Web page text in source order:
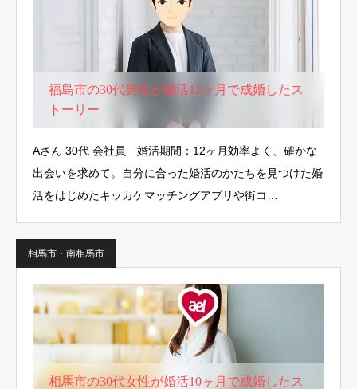
福島市の30代男性が婚活12ヶ月で成婚したス
トーリー
Aさん 30代 会社員 婚活期間：12ヶ月効率よく、確かな
出会いを求めて。自分に合った婚活のかたちを見つけた婚
活をはじめたキッカケマッチングアプリや街コ…
相馬市・南相馬市
相馬市の30代女性が婚活10ヶ月で成婚したス